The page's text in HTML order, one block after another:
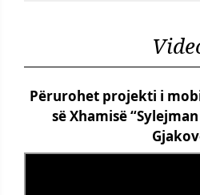
Përurohet projekti i
së Xhamisë